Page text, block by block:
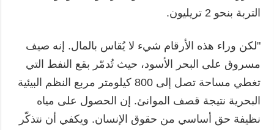
التربة بنحو 2 تريليون.
"لكن وراء هذه الأرقام شيء لا يُقاس بالمال. إنه صيف
مسروق على البحر الأسود، حيث تُدمّر بقع النفط التي
تغطي مساحة تصل إلى 800 كيلومتر مربع النظم البيئية
البحرية نتيجة قصف الموانئ. إن الحصول على مياه
نظيفة حق أساسي من حقوق الإنسان. ويكفي أن نتذكّر